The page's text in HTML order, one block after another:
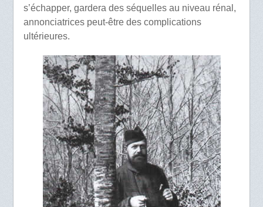
s’échapper, gardera des séquelles au niveau rénal,
annonciatrices peut-être des complications
ultérieures.